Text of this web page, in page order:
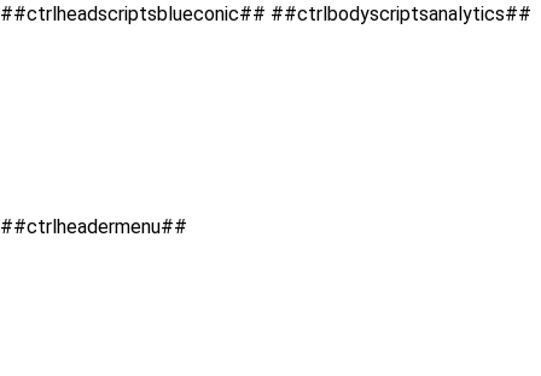
##ctrlheadscriptsblueconic## ##ctrlbodyscriptsanalytics##
##ctrlheadermenu##